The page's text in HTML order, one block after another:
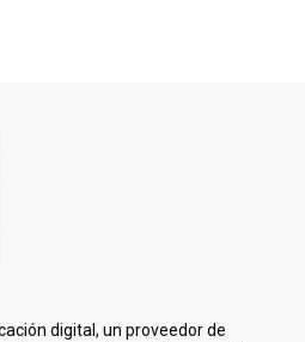
digital, un proveedor de